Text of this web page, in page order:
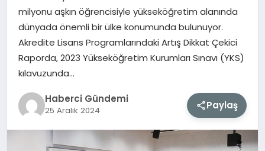
SAĞLIK
TEKNOLOJI
milyonu aşkın öğrencisiyle yükseköğretim alanında
dünyada önemli bir ülke konumunda bulunuyor.
Akredite Lisans Programlarındaki Artış Dikkat Çekici
Raporda, 2023 Yükseköğretim Kurumları Sınavı (YKS)
kılavuzunda…
Haberci Gündemi
25 Aralık 2024 Paylaş